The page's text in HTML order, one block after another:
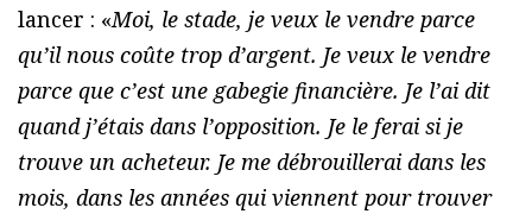
lancer : «Moi, le stade, je veux le vendre parce
qu’il nous coûte trop d’argent. Je veux le vendre
parce que c’est une gabegie financière. Je l’ai dit
quand j’étais dans l’opposition. Je le ferai si je
trouve un acheteur. Je me débrouillerai dans les
mois, dans les années qui viennent pour trouver